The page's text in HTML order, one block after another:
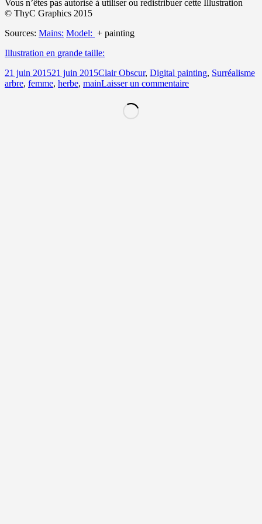
Vous n’êtes pas autorisé à utiliser ou redistribuer cette Illustration
© ThyC Graphics 2015
Sources: Mains: Model: + painting
Illustration en grande taille:
Publié
le
21 juin 201521 juin 2015Catégories
Clair Obscur, Digital painting, Surréalisme
arbre, femme, herbe, mainLaisser un commentairesur